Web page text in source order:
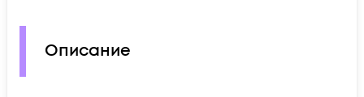
Описание